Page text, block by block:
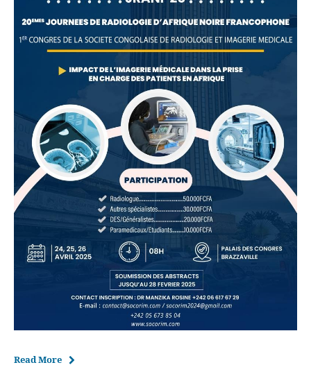
Read More